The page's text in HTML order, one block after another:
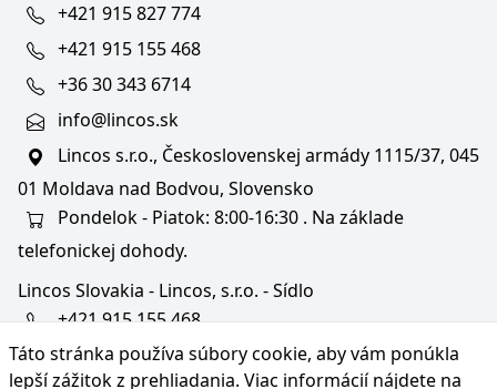
Táto stránka používa súbory cookie, aby vám ponúkla
lepší zážitok z prehliadania. Viac informácií nájdete na
+421 915 827 774
+421 915 155 468
+36 30 343 6714
info@lincos.sk
Lincos s.r.o., Československej armády 1115/37, 045
01 Moldava nad Bodvou, Slovensko
Pondelok - Piatok: 8:00-16:30 . Na základe
telefonickej dohody.
Lincos Slovakia - Lincos, s.r.o. - Sídlo
+421 915 155 468
+36/30 343 6714